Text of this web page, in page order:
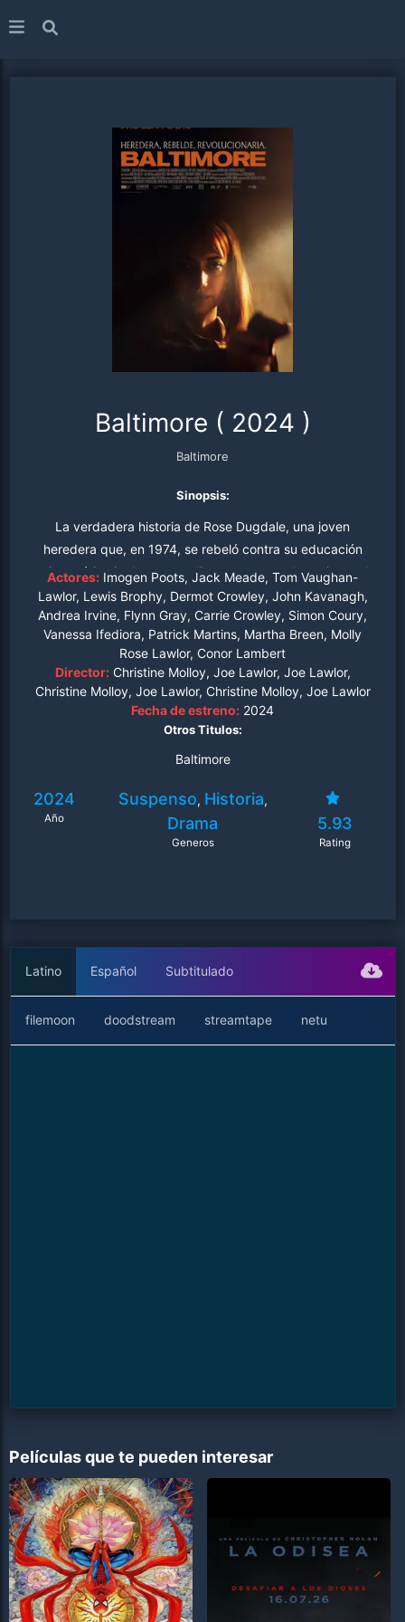
Baltimore ( 2024 )
Baltimore
Sinopsis:
La verdadera historia de Rose Dugdale, una joven
heredera que, en 1974, se rebeló contra su educación
aristocrática inglesa para alistarse como voluntaria en el
Ejército Republicano Irlandés.
Actores: Imogen Poots, Jack Meade, Tom Vaughan-
Lawlor, Lewis Brophy, Dermot Crowley, John Kavanagh,
Andrea Irvine, Flynn Gray, Carrie Crowley, Simon Coury,
Vanessa Ifediora, Patrick Martins, Martha Breen, Molly
Rose Lawlor, Conor Lambert
Director: Christine Molloy, Joe Lawlor, Joe Lawlor,
Christine Molloy, Joe Lawlor, Christine Molloy, Joe Lawlor
Fecha de estreno: 2024
Otros Titulos:
Baltimore
2024
Año
Suspenso, Historia,
Drama
Generos
5.93
Rating
Latino Español Subtitulado
filemoon doodstream streamtape netu
Películas que te pueden interesar